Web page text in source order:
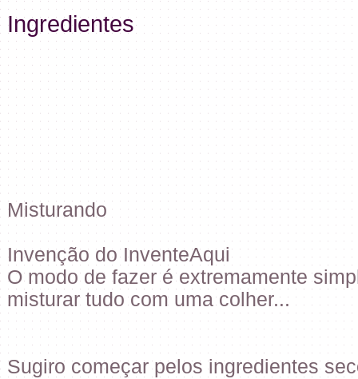
Ingredientes
Misturando
Invenção do InventeAqui
O modo de fazer é extremamente
misturar tudo com uma colher...
Sugiro começar pelos ingredientes